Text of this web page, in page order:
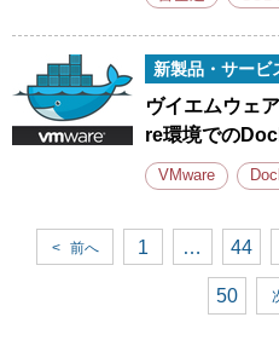
新製品・サービ
ヴイエムウェ
re環境での
VMware
< 前へ 1 … 44
50